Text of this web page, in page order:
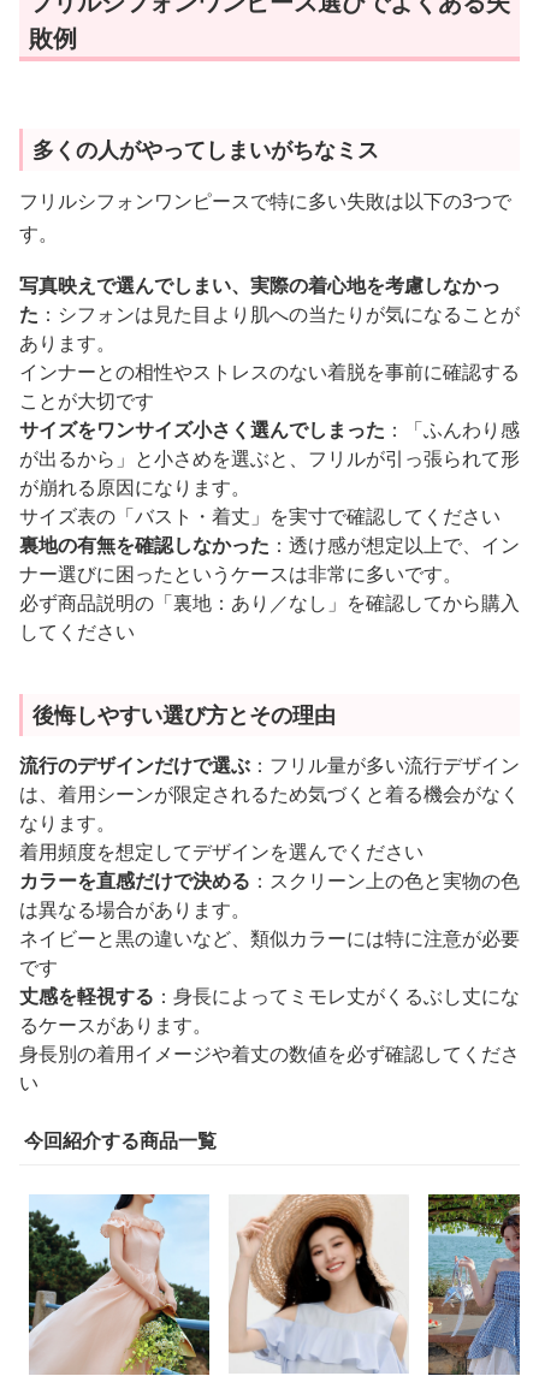
敗例
多くの人がやってしまいがちなミス
フリルシフォンワンピースで特に多い失敗は以下の3つで
す。
写真映えで選んでしまい、実際の着心地を考慮しなかっ
た ：シフォンは見た目より肌への当たりが気になることが
あります。
インナーとの相性やストレスのない着脱を事前に確認する
ことが大切です
サイズをワンサイズ小さく選んでしまった ：「ふんわり感
が出るから」と小さめを選ぶと、フリルが引っ張られて形
が崩れる原因になります。
サイズ表の「バスト・着丈」を実寸で確認してください
裏地の有無を確認しなかった ：透け感が想定以上で、イン
ナー選びに困ったというケースは非常に多いです。
必ず商品説明の「裏地：あり／なし」を確認してから購入
してください
後悔しやすい選び方とその理由
流行のデザインだけで選ぶ ：フリル量が多い流行デザイン
は、着用シーンが限定されるため気づくと着る機会がなく
なります。
着用頻度を想定してデザインを選んでください
カラーを直感だけで決める ：スクリーン上の色と実物の色
は異なる場合があります。
ネイビーと黒の違いなど、類似カラーには特に注意が必要
です
丈感を軽視する ：身長によってミモレ丈がくるぶし丈にな
るケースがあります。
身長別の着用イメージや着丈の数値を必ず確認してくださ
い
今回紹介する商品一覧